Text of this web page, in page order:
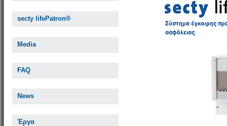
secty lifePatron®
Media
FAQ
News
Έργα